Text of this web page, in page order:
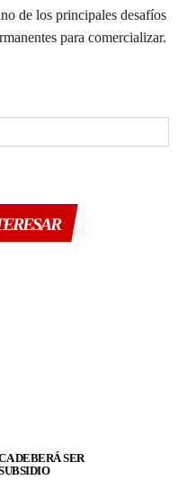
de los principales desafíos
para comercializar.
DEBERÁ SER